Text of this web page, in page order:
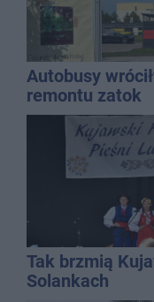
Autobusy
remontu zatok
Tak brzmią
Solankach